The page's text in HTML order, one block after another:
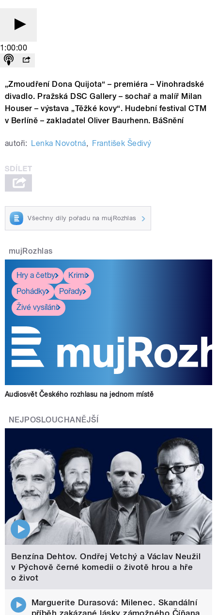
1:00:00
„Zmoudření Dona Quijota“ – premiéra – Vinohradské
divadlo. Pražská DSC Gallery – sochař a malíř Milan
Houser – výstava „Těžké kovy“. Hudební festival CTM
v Berlíně – zakladatel Oliver Baurhenn. BáSnění
autoři: Lenka Novotná, František Šedivý
Všechny díly pořadu na mujRozhlas
mujRozhlas
Hry a četby
Krimi
Pohádky
Pořady
Živé vysílání
Audiosvět Českého rozhlasu na jednom místě
NEJPOSLOUCHANĚJŠÍ
Benzína Dehtov. Ondřej Vetchý a Václav Neužil
v Pýchově černé komedii o životě hrou a hře
o život
Marguerite Durasová: Milenec. Skandální
příběh zakázané lásky zámožného Číňana